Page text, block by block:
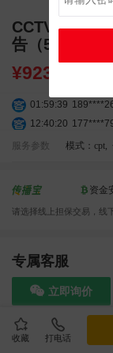
收藏 打电话
CCTV1_《新
告（5秒/次）
¥92300.00
01:59:39
12:40:20
04:12:36
10:08:47
04:09:07
11:44:28
08:36:41
06:11:20
服务参数 模式：cpt,
资金
请选择线上担保交易，线
专属客服
立即询价
效果截图